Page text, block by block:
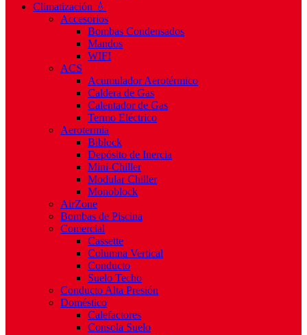
Climatización 💧
Accesorios
Bombas Condensados
Mandos
WIFI
ACS
Acumulador Aerotérmico
Caldera de Gas
Calentador de Gas
Termo Eléctrico
Aerotermia
Biblock
Depósito de Inercia
Mini-Chiller
Modular Chiller
Monoblock
AirZone
Bombas de Piscina
Comercial
Cassette
Columna Vertical
Conducto
Suelo Techo
Conducto Alta Presión
Doméstico
Calefactores
Consola Suelo